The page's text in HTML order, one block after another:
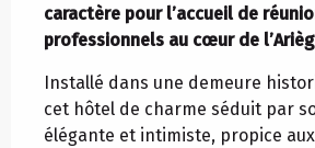
caractère pour l’accueil de
professionnels au cœur de
Installé dans une demeure
cet hôtel de charme séduit par
élégante et intimiste, propice